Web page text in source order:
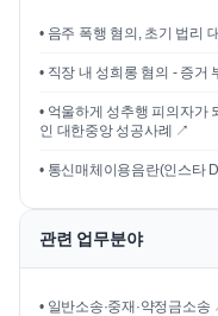
• 음주 폭행 혐의, 초기 법리
• 직장 내 성희롱 혐의 - 증거
• 억울하게 성추행 피의자가
인 대한중앙 성공사례 ↗
• 통신매체이용음란(인스타
관련 업무분야
• 일반소송·중재·약정금소송